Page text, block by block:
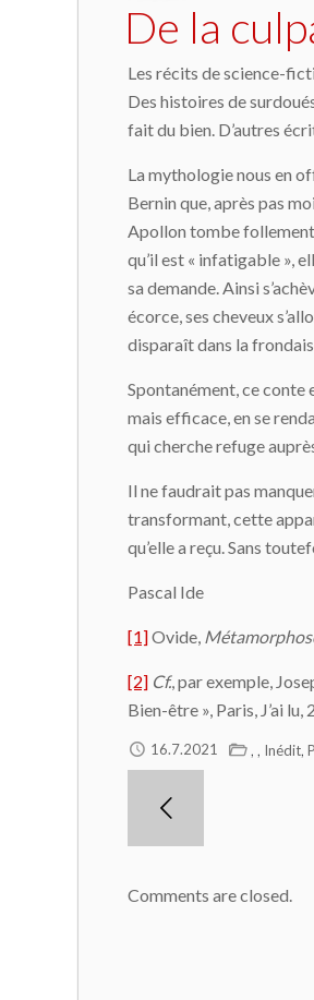
De la
Les récits de science-
Des histoires de
fait du bien. D’autres
La mythologie nous en
Bernin que, après pas
Apollon tombe follement
qu’il est « infatigable »,
sa demande. Ainsi
écorce, ses cheveux
disparaît dans la
Spontanément, ce conte
mais efficace, en se
qui cherche refuge
Il ne faudrait pas
transformant, cette
qu’elle a reçu. Sans
Pascal Ide
[1]Ovide,
[2] Cf., par exemple,
Bien-être », Paris, J’ai lu,
16.7.2021 , , Inédit,
Comments are closed.